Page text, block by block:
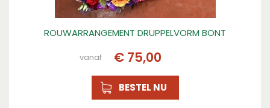
ROUWARRANGEMENT DRUPPELVORM BONT
vanaf € 75,00
BESTEL NU